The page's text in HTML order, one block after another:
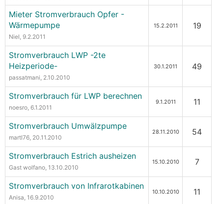
Mieter Stromverbrauch Opfer -
Wärmepumpe
Niel, 9.2.2011
15.2.2011 19
Stromverbrauch LWP -2te
Heizperiode-
passatmani, 2.10.2010
30.1.2011 49
Stromverbrauch für LWP berechnen
noesro, 6.1.2011
9.1.2011 11
Stromverbrauch Umwälzpumpe
martl76, 20.11.2010
28.11.2010 54
Stromverbrauch Estrich ausheizen
Gast wolfano, 13.10.2010
15.10.2010 7
Stromverbrauch von Infrarotkabinen
Anisa, 16.9.2010
10.10.2010 11